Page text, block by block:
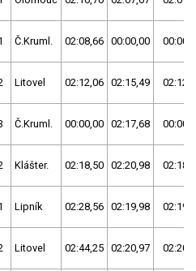
Č.Kruml. 02:08,66 00:00,00
Litovel 02:12,06 02:15,49
Č.Kruml. 00:00,00 02:17,68
Klášter. 02:18,50 02:20,98
Lipník 02:28,56 02:19,98
Litovel 02:44,25 02:20,97